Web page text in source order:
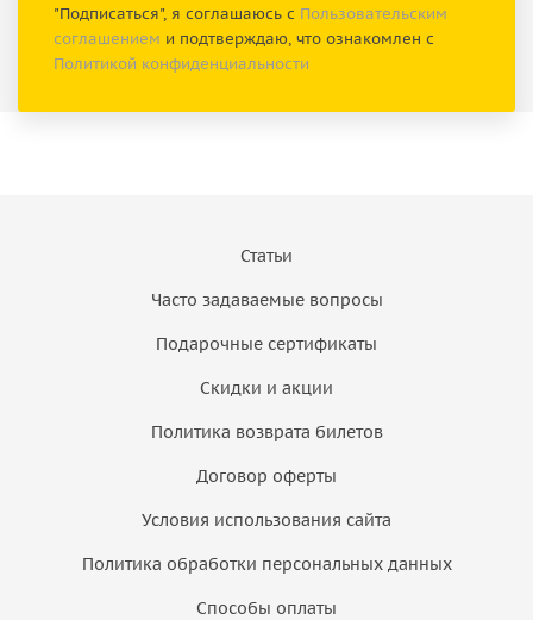
"Подписаться", я соглашаюсь с Пользовательским
соглашением и подтверждаю, что ознакомлен с
Политикой конфиденциальности
Статьи
Часто задаваемые вопросы
Подарочные сертификаты
Скидки и акции
Политика возврата билетов
Договор оферты
Условия использования сайта
Политика обработки персональных данных
Способы оплаты